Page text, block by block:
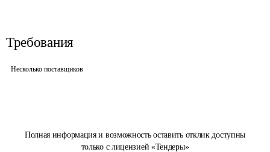
Полная информация и возможность оставить отклик доступны
только с лицензией «Тендеры»
Требования
Несколько поставщиков